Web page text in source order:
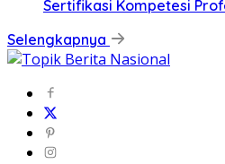
Sertifikasi Kompetesi
Selengkapnya